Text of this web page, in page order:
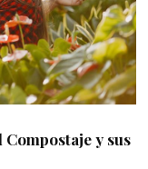
y sus